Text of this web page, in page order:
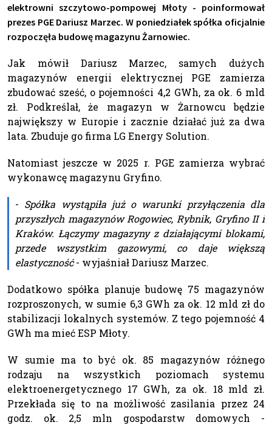
elektrowni szczytowo-pompowej Młoty - poinformował
prezes PGE Dariusz Marzec. W poniedziałek spółka oficjalnie
rozpoczęła budowę magazynu Żarnowiec.
Jak mówił Dariusz Marzec, samych dużych
magazynów energii elektrycznej PGE zamierza
zbudować sześć, o pojemności 4,2 GWh, za ok. 6 mld
zł. Podkreślał, że magazyn w Żarnowcu będzie
największy w Europie i zacznie działać już za dwa
lata. Zbuduje go firma LG Energy Solution.
Natomiast jeszcze w 2025 r. PGE zamierza wybrać
wykonawcę magazynu Gryfino.
- Spółka wystąpiła już o warunki przyłączenia dla
przyszłych magazynów Rogowiec, Rybnik, Gryfino II i
Kraków. Łączymy magazyny z działającymi blokami,
przede wszystkim gazowymi, co daje większą
elastyczność- wyjaśniał Dariusz Marzec.
Dodatkowo spółka planuje budowę 75 magazynów
rozproszonych, w sumie 6,3 GWh za ok. 12 mld zł do
stabilizacji lokalnych systemów. Z tego pojemność 4
GWh ma mieć ESP Młoty.
W sumie ma to być ok. 85 magazynów różnego
rodzaju na wszystkich poziomach systemu
elektroenergetycznego 17 GWh, za ok. 18 mld zł.
Przekłada się to na możliwość zasilania przez 24
godz. ok. 2,5 mln gospodarstw domowych -